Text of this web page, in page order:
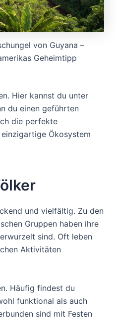
von Guyana –
Geheimtipp
Hier kannst du unter
du einen geführten
die perfekte
Ökosystem
und vielfältig. Zu den
Gruppen haben ihre
sind. Oft leben
Aktivitäten
Häufig findest du
funktional als auch
sind mit Festen